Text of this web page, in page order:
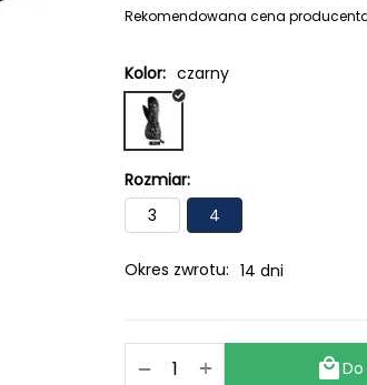
Rekomendowana cena
Kolor: czarny
Rozmiar:
3
4
Okres zwrotu: 14 dni
+
−